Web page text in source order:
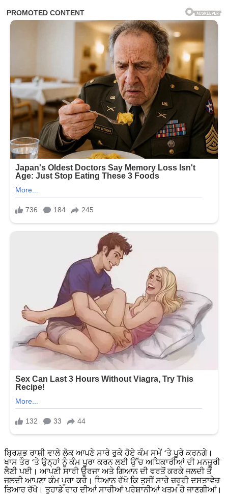
ਬ੍ਰਿਸ਼ਭ ਰਾਸ਼ੀ ਵਾਲੇ ਲੋਕ ਆਪਣੇ ਸਾਰੇ ਰੁਕੇ ਹੋਏ ਕੰਮ ਸਮੇਂ ‘ਤੇ ਪੂਰੇ ਕਰਨਗੇ।
ਖਾਸ ਤੌਰ ‘ਤੇ ਉਨ੍ਹਾਂ ਨੂੰ ਕੰਮ ਪੂਰਾ ਕਰਨ ਲਈ ਉੱਚ ਅਧਿਕਾਰੀਆਂ ਦੀ ਮਨਜ਼ੂਰੀ
ਲੈਣੀ ਪਈ। ਆਪਣੀ ਸਾਰੀ ਊਰਜਾ ਅਤੇ ਗਿਆਨ ਦੀ ਵਰਤੋਂ ਕਰਕੇ ਜਲਦੀ ਤੋਂ
ਜਲਦੀ ਆਪਣਾ ਕੰਮ ਪੂਰਾ ਕਰੋ। ਧਿਆਨ ਰੱਖੋ ਕਿ ਤੁਸੀਂ ਸਾਰੇ ਜ਼ਰੂਰੀ ਦਸਤਾਵੇਜ਼
ਤਿਆਰ ਰੱਖੋ। ਤੁਹਾਡੇ ਰਾਹ ਦੀਆਂ ਸਾਰੀਆਂ ਪਰੇਸ਼ਾਨੀਆਂ ਖਤਮ ਹੋ ਜਾਣਗੀਆਂ।